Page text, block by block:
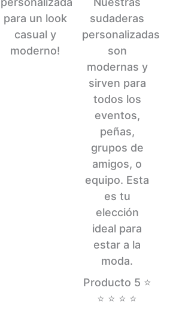
para un look
casual y
moderno!
sudaderas
personalizadas
son
modernas y
sirven para
todos los
eventos,
peñas,
grupos de
amigos, o
equipo. Esta
es tu
elección
ideal para
estar a la
moda.
Producto 5 ⭐
⭐ ⭐ ⭐ ⭐